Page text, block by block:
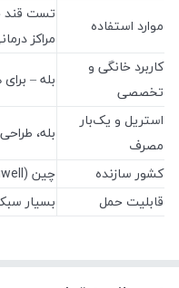
موارد استفاده
تست قند
مراکز
کاربرد خانگی و
تخصصی
بله –
استریل و یک‌بار
مصرف
بله،
کشور سازنده
چین (Yuwell - برند معتبر تجهیزات پزشکی)
قابلیت حمل
بسیار